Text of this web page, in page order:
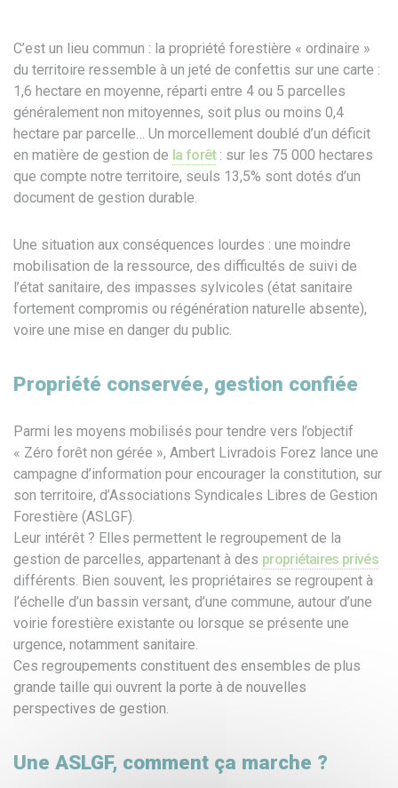
C’est un lieu commun : la propriété forestière « ordinaire »
du territoire ressemble à un jeté de confettis sur une carte :
1,6 hectare en moyenne, réparti entre 4 ou 5 parcelles
généralement non mitoyennes, soit plus ou moins 0,4
hectare par parcelle… Un morcellement doublé d’un déficit
en matière de gestion de la forêt: sur les 75 000 hectares
que compte notre territoire, seuls 13,5% sont dotés d’un
document de gestion durable.
Une situation aux conséquences lourdes : une moindre
mobilisation de la ressource, des difficultés de suivi de
l’état sanitaire, des impasses sylvicoles (état sanitaire
fortement compromis ou régénération naturelle absente),
voire une mise en danger du public.
Propriété conservée, gestion confiée
Parmi les moyens mobilisés pour tendre vers l’objectif
« Zéro forêt non gérée », Ambert Livradois Forez lance une
campagne d’information pour encourager la constitution, sur
son territoire, d’Associations Syndicales Libres de Gestion
Forestière (ASLGF).
Leur intérêt ? Elles permettent le regroupement de la
gestion de parcelles, appartenant à des propriétaires privés
différents. Bien souvent, les propriétaires se regroupent à
l’échelle d’un bassin versant, d’une commune, autour d’une
voirie forestière existante ou lorsque se présente une
urgence, notamment sanitaire.
Ces regroupements constituent des ensembles de plus
grande taille qui ouvrent la porte à de nouvelles
perspectives de gestion.
Une ASLGF, comment ça marche ?